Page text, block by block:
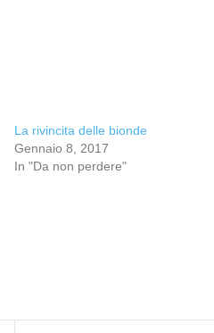
La rivincita delle bionde
Gennaio 8, 2017
In "Da non perdere"